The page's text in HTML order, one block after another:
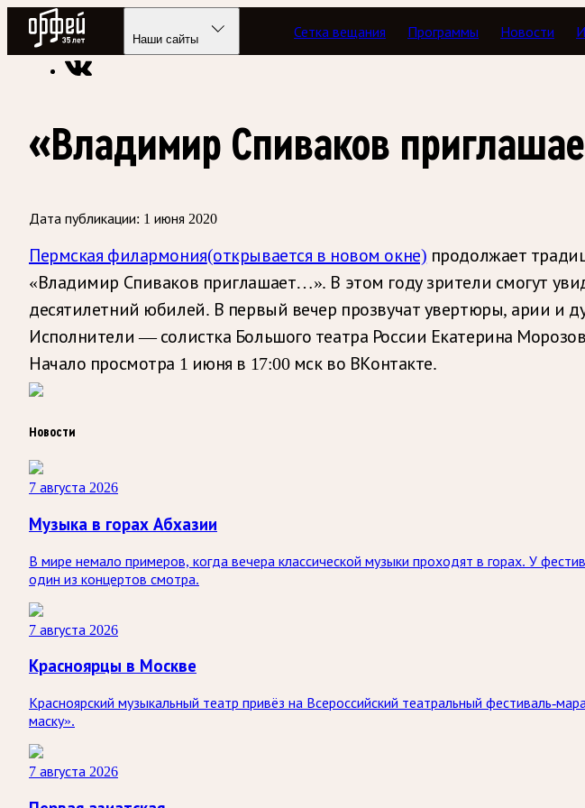
Радио Орфей
Наши сайты Сетка вещания Программы Новости
Радио классической музыки «Орфей» «Телевизор» классики
«Владимир Спиваков
Дата публикации: 1 июня 2020
Пермская филармония(открывается в новом окне) продолжает
«Владимир Спиваков приглашает…». В этом году зрители смогут
десятилетний юбилей. В первый вечер прозвучат увертюры, арии и
Исполнители — солистка Большого театра России Екатерина
Начало просмотра 1 июня в 17:00 мск во ВКонтакте.
Новости
7 августа 2026
Музыка в горах Абхазии
В мире немало примеров, когда вечера классической музыки проходят в горах. У
один из концертов смотра.
7 августа 2026
Красноярцы в Москве
Красноярский музыкальный театр привёз на Всероссийский театральный фестиваль-
маску».
7 августа 2026